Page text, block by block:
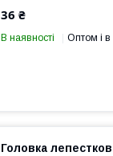
36 ₴
В наявності Оптом і в
Головка